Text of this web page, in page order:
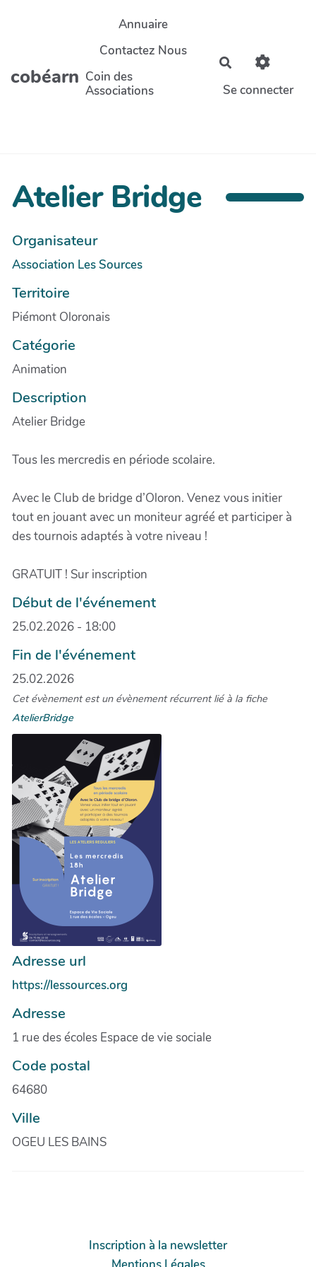
Aller au contenu principal
cobéarn
Annuaire
Contactez Nous
Coin des
Associations
Rechercher
Se connecter
Atelier Bridge
Organisateur
Association Les Sources
Territoire
Piémont Oloronais
Catégorie
Animation
Description
Atelier Bridge
Tous les mercredis en période scolaire.
Avec le Club de bridge d’Oloron. Venez vous initier
tout en jouant avec un moniteur agréé et participer à
des tournois adaptés à votre niveau !
GRATUIT ! Sur inscription
Début de l'événement
25.02.2026 - 18:00
Fin de l'événement
25.02.2026
Cet évènement est un évènement récurrent lié à la fiche
AtelierBridge
Adresse url
https://lessources.org
Adresse
1 rue des écoles Espace de vie sociale
Code postal
64680
Ville
OGEU LES BAINS
Inscription à la newsletter